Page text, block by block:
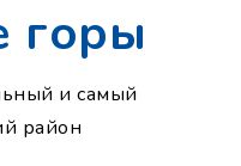
горы
и самый
район